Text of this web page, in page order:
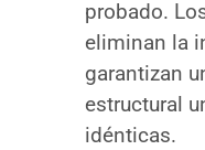
probado.
eliminan la
garantizan
estructural
idénticas.